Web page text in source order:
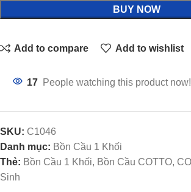
BUY NOW
Add to compare Add to wishlist
17 People watching this product now!
SKU: C1046
Danh mục: Bồn Cầu 1 Khối
Thẻ: Bồn Cầu 1 Khối, Bồn Cầu COTTO,
Sinh